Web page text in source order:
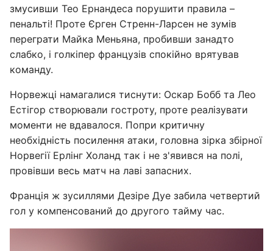
змусивши Тео Ернандеса порушити правила –
пенальті! Проте Єрген Стренн-Ларсен не зумів
переграти Майка Меньяна, пробивши занадто
слабко, і голкіпер французів спокійно врятував
команду.
Норвежці намагалися тиснути: Оскар Бобб та Лео
Естігор створювали гостроту, проте реалізувати
моменти не вдавалося. Попри критичну
необхідність посилення атаки, головна зірка збірної
Норвегії Ерлінг Холанд так і не з'явився на полі,
провівши весь матч на лаві запасних.
Франція ж зусиллями Дезіре Дуе забила четвертий
гол у компенсований до другого тайму час.